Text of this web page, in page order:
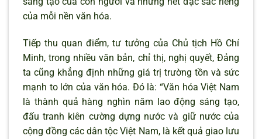
của mỗi nền văn hóa.
Tiếp thu quan điểm, tư tưởng của Chủ tịch Hồ Chí
Minh, trong nhiều văn bản, chỉ thị, nghị quyết, Đảng
ta cũng khẳng định những giá trị trường tồn và sức
mạnh to lớn của văn hóa. Đó là: “Văn hóa Việt Nam
là thành quả hàng nghìn năm lao động sáng tạo,
đấu tranh kiên cường dựng nước và giữ nước của
cộng đồng các dân tộc Việt Nam, là kết quả giao lưu